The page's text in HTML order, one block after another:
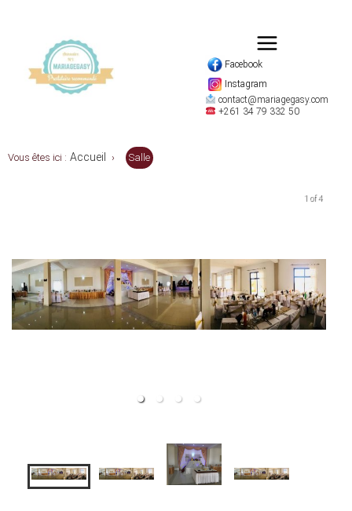
Facebook
Instagram
contact@mariagegasy.com
+261 34 79 332 50
Vous êtes ici : Accueil › Salle
1 of 4